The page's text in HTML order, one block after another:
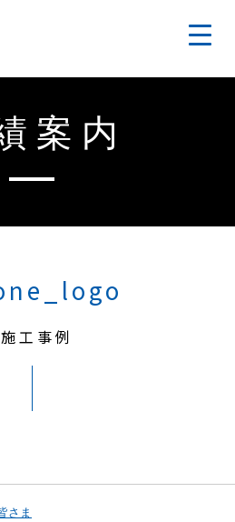
案内
工事例
さま